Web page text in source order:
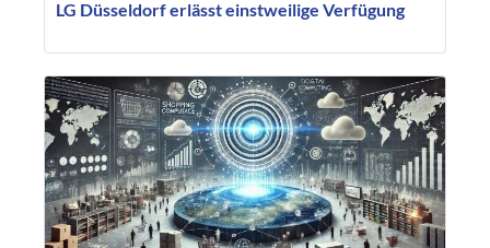
LG Düsseldorf erlässt einstweilige Verfügung